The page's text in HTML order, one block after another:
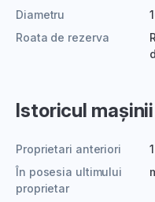
Diametru
Roata de rezerva
Istoricul mașinii
Proprietari anteriori
1
În posesia ultimului
proprietar